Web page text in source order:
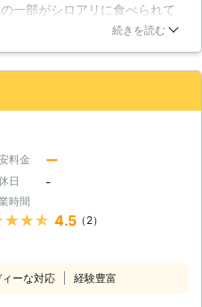
一部がシロアリに食べられて
てどのように駆除するのが適
害は小さく、しっかり駆除し
。
続きを読む
料金 ー
日 -
時間
4.5（2）
ーな対応 経験豊富